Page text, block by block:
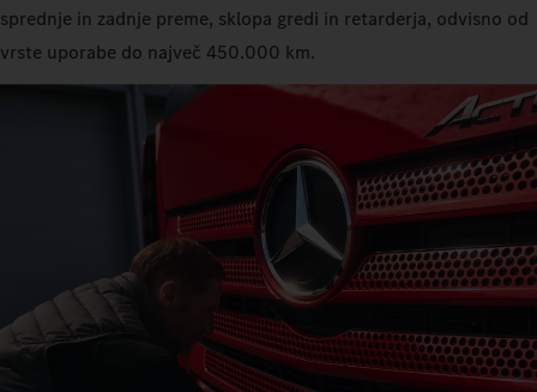
sprednje in zadnje preme, sklopa gredi in retarderja, odvisno od
vrste uporabe do največ 450.000 km.